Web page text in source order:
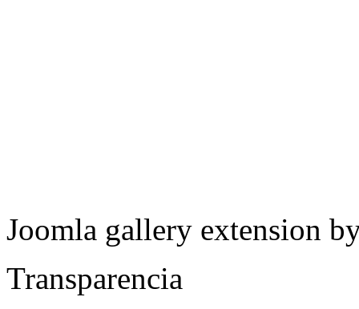
Joomla gallery extension
Transparencia